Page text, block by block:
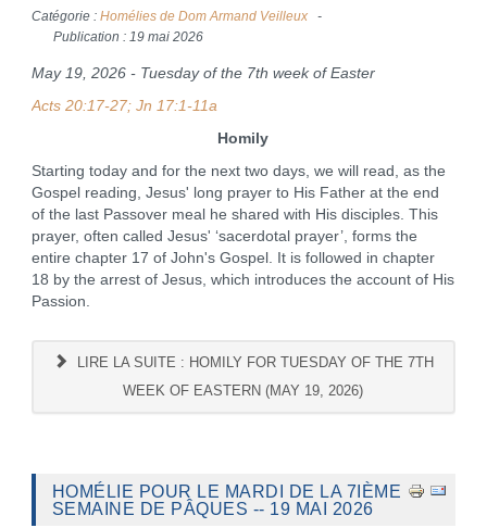
Catégorie : Homélies de Dom Armand Veilleux
Publication : 19 mai 2026
May 19, 2026 - Tuesday of the 7th week of Easter
Acts 20:17-27; Jn 17:1-11a
Homily
Starting today and for the next two days, we will read, as the
Gospel reading, Jesus' long prayer to His Father at the end
of the last Passover meal he shared with His disciples. This
prayer, often called Jesus' ‘sacerdotal prayer’, forms the
entire chapter 17 of John's Gospel. It is followed in chapter
18 by the arrest of Jesus, which introduces the account of His
Passion.
LIRE LA SUITE : HOMILY FOR TUESDAY OF THE 7TH
WEEK OF EASTERN (MAY 19, 2026)
HOMÉLIE POUR LE MARDI DE LA 7IÈME
SEMAINE DE PÂQUES -- 19 MAI 2026